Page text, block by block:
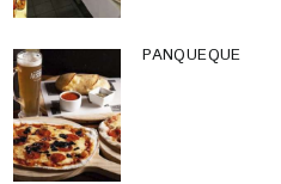
PANQUEQUE